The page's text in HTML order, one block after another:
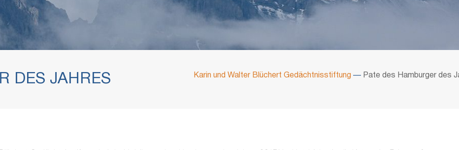
DES JAHRES Karin und Walter Blüchert Gedächtnisstiftung — Pate des Hamburger des